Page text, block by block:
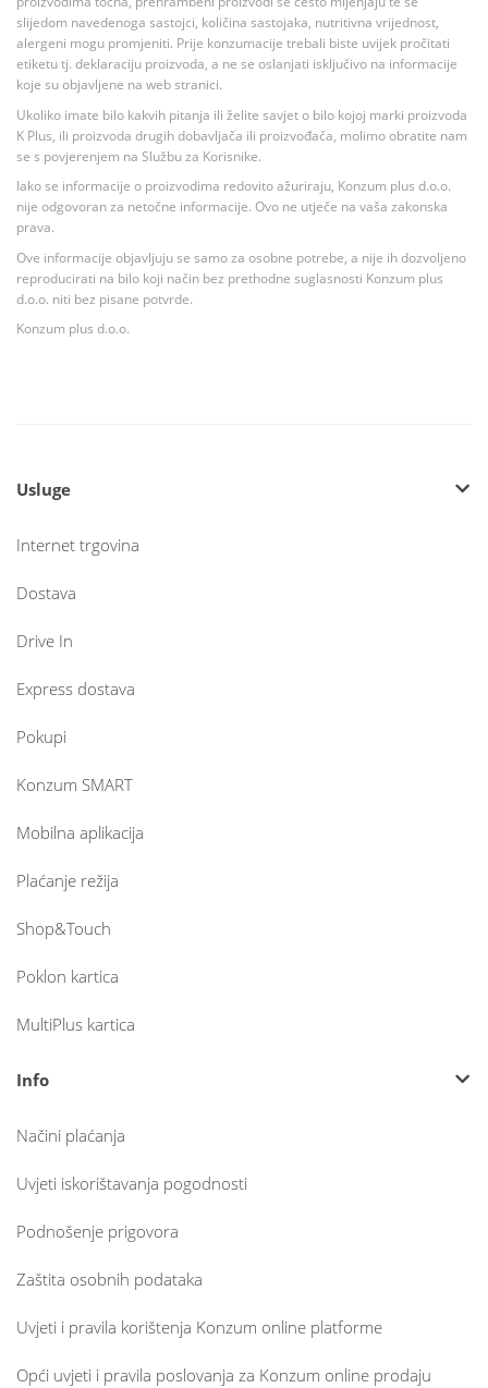
slijedom navedenoga sastojci, količina sastojaka, nutritivna vrijednost,
alergeni mogu promjeniti. Prije konzumacije trebali biste uvijek pročitati
etiketu tj. deklaraciju proizvoda, a ne se oslanjati isključivo na informacije
koje su objavljene na web stranici.
Ukoliko imate bilo kakvih pitanja ili želite savjet o bilo kojoj marki proizvoda
K Plus, ili proizvoda drugih dobavljača ili proizvođača, molimo obratite nam
se s povjerenjem na Službu za Korisnike.
Iako se informacije o proizvodima redovito ažuriraju, Konzum plus d.o.o.
nije odgovoran za netočne informacije. Ovo ne utječe na vaša zakonska
prava.
Ove informacije objavljuju se samo za osobne potrebe, a nije ih dozvoljeno
reproducirati na bilo koji način bez prethodne suglasnosti Konzum plus
d.o.o. niti bez pisane potvrde.
Konzum plus d.o.o.
Usluge
Internet trgovina
Dostava
Drive In
Express dostava
Pokupi
Konzum SMART
Mobilna aplikacija
Plaćanje režija
Shop&Touch
Poklon kartica
MultiPlus kartica
Info
Načini plaćanja
Uvjeti iskorištavanja pogodnosti
Podnošenje prigovora
Zaštita osobnih podataka
Uvjeti i pravila korištenja Konzum online platforme
Opći uvjeti i pravila poslovanja za Konzum online prodaju